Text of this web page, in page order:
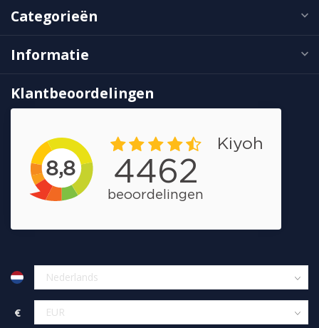
Categorieën
Informatie
Klantbeoordelingen
€